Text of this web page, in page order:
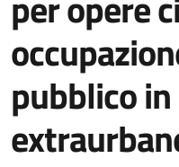
pubblico